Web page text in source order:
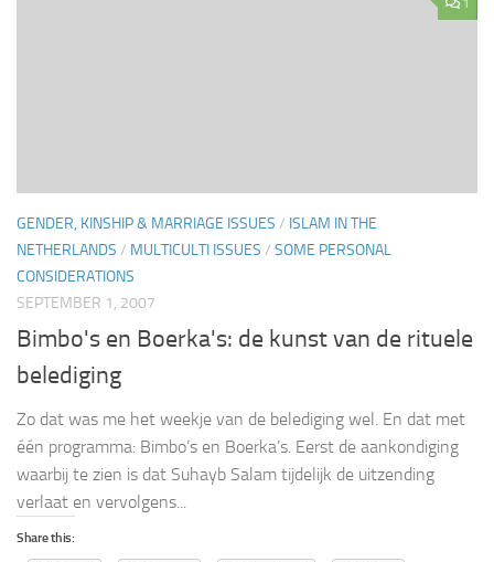
GENDER, KINSHIP & MARRIAGE ISSUES / ISLAM IN THE
NETHERLANDS / MULTICULTI ISSUES / SOME PERSONAL
CONSIDERATIONS
SEPTEMBER 1, 2007
Bimbo's en Boerka's: de kunst van de rituele
belediging
Zo dat was me het weekje van de belediging wel. En dat met
één programma: Bimbo’s en Boerka’s. Eerst de aankondiging
waarbij te zien is dat Suhayb Salam tijdelijk de uitzending
verlaat en vervolgens...
Share this: